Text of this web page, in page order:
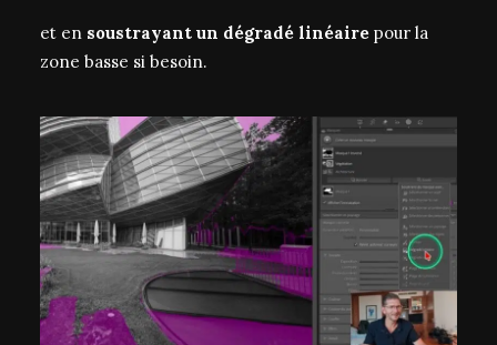
et en soustrayant un dégradé linéaire pour la
zone basse si besoin.